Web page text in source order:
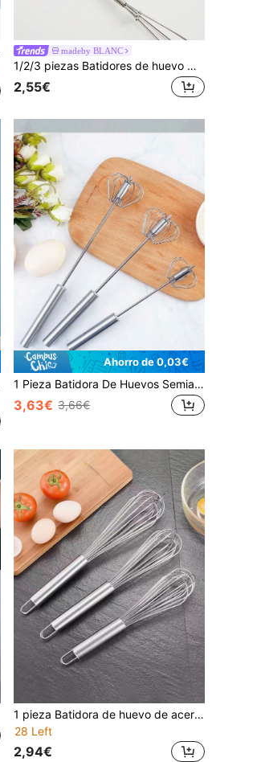
madeby BLANC
1/2/3 piezas Batidores de huevo manuales de acero inoxidable de 7 pulgadas para mezclar crema y batir huevos, utensilios esenciales para la cocina, la repostería y las vacaciones
2,55€
Ahorro de 0,03€
1 Pieza Batidora De Huevos Semiautomática De Acero Inoxidable 304, Batidora De Crema, Batidora De Huevos Semiautomática De Hogar, Batidora De Huevos Rotativa Semiautomática, Batidora De Crema Rotativa Automática De Acero Inoxidable, Batidora De Huevos De Fácil Mezcla En La Cocina
3,63€ 3,66€
1 pieza Batidora de huevo de acero inoxidable huevo diariamente plata con mango largo para cocina
28 Left
2,94€